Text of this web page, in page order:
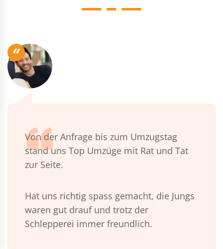
“
Von der Anfrage bis zum Umzugstag
stand uns Top Umzüge mit Rat und Tat
zur Seite.
Hat uns richtig spass gemacht, die Jungs
waren gut drauf und trotz der
Schlepperei immer freundlich.